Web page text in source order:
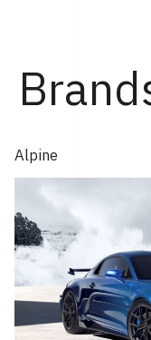
Alpine